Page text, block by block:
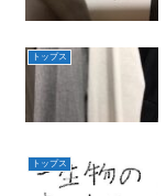
トップス
トップス